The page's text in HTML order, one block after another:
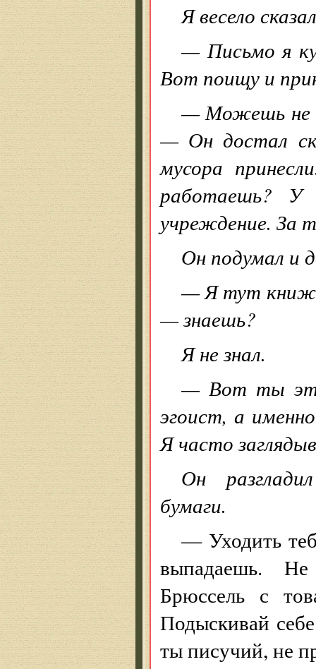
Я весело
— Письмо я
Вот поищу и
— Можешь не
— Он достал
мусора
работаешь?
учреждение. За
Он подумал и
— Я тут
— знаешь?
Я не знал.
— Вот ты
эгоист, а
Я часто
Он
бумаги.
— Уходить
выпадаешь.
Брюссель с
Подыскивай
ты писучий, не